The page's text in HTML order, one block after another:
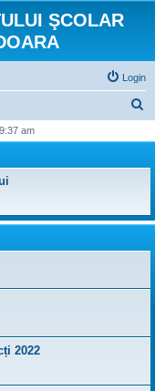
ŞCOLAR
Login
r
h
am
2022